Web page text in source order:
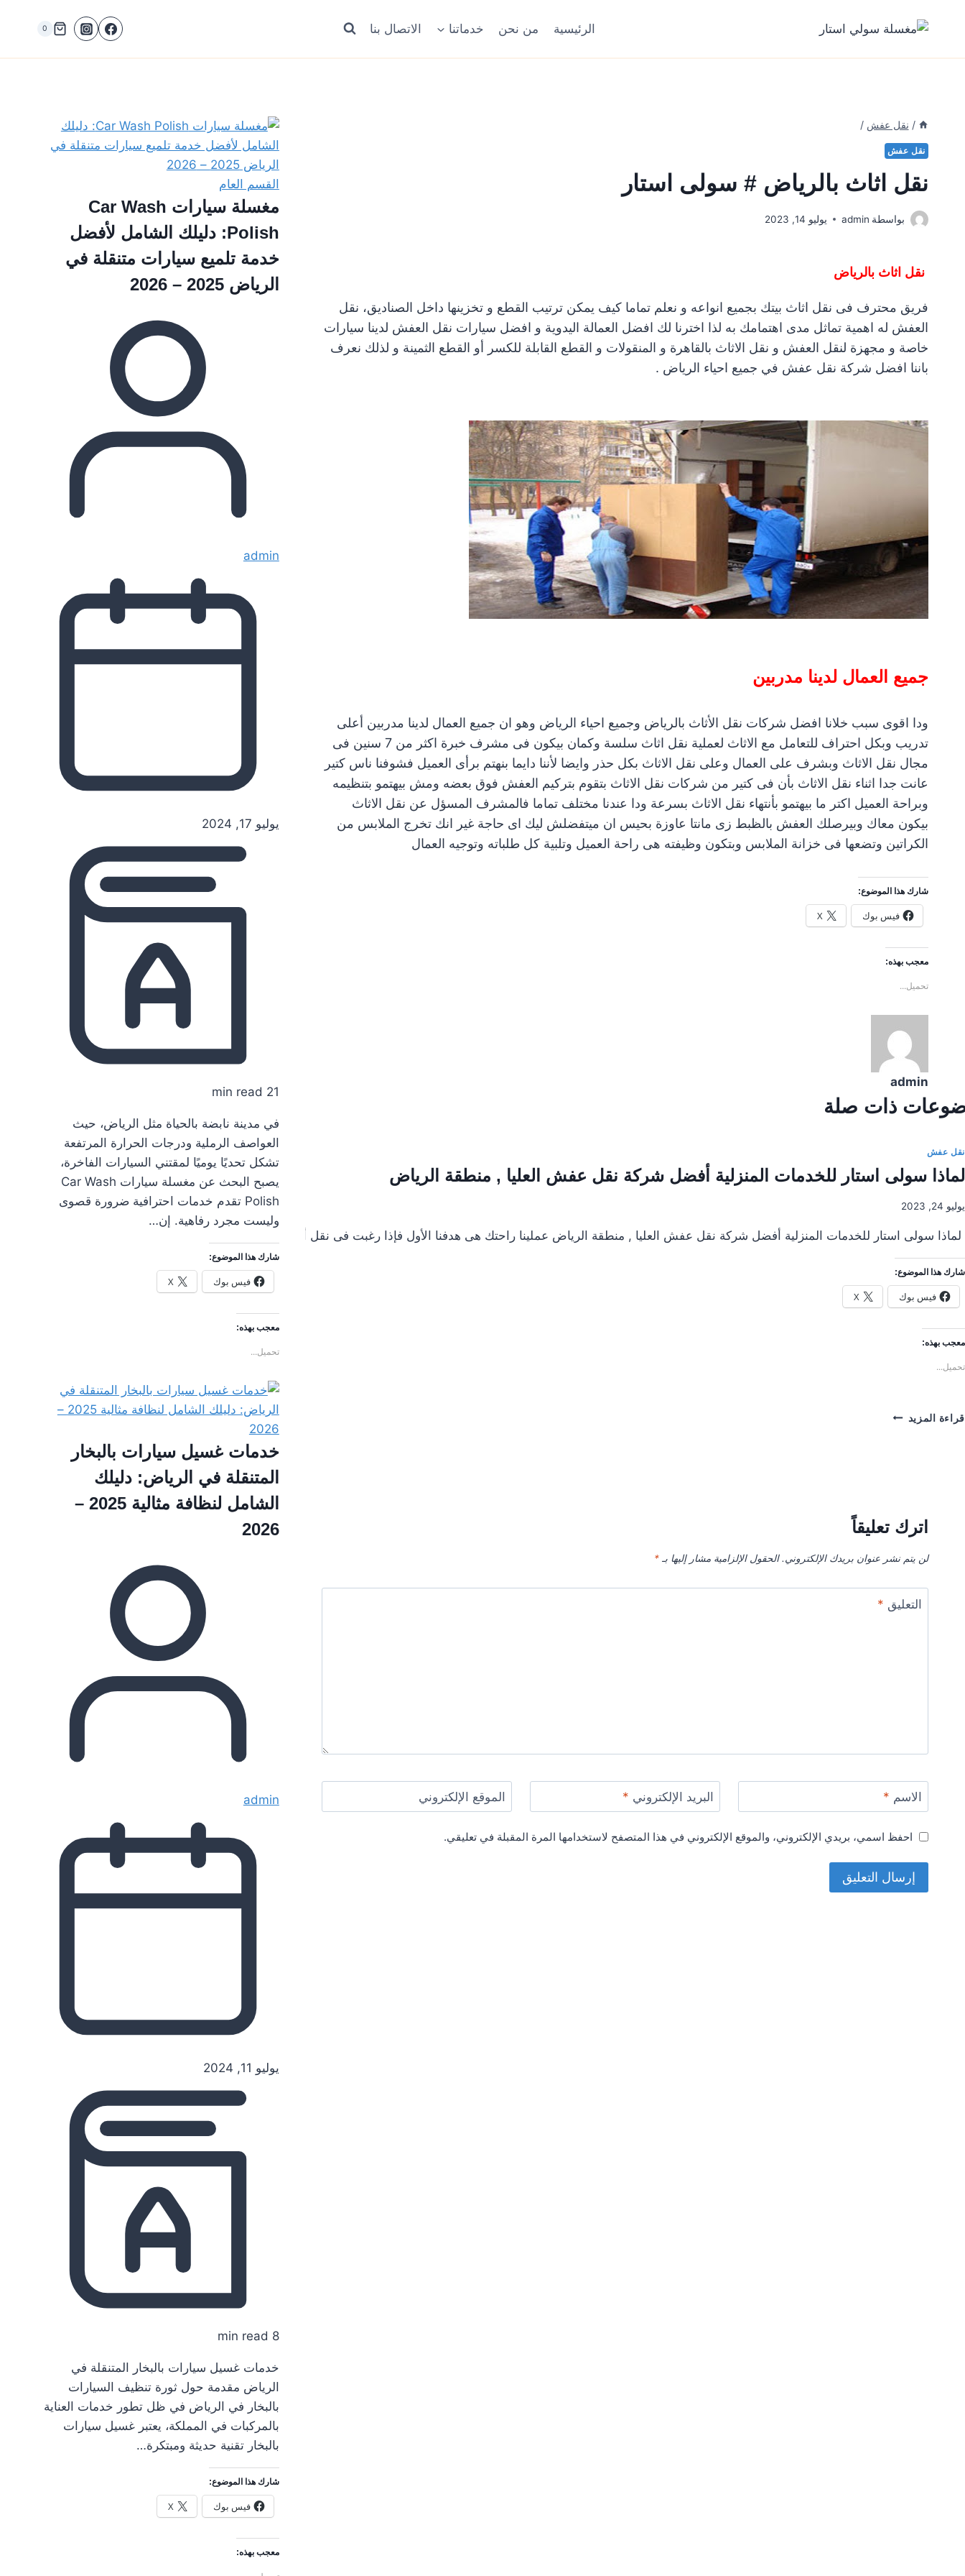
الرئيسية من نحن خدماتنا الاتصال بنا 0
/ نقل عفش /
نقل عفش
نقل اثاث بالرياض # سولى استار
بواسطة admin يوليو 14, 2023
نقل اثاث بالرياض
فريق محترف فى نقل اثاث بيتك بجميع انواعه و نعلم تماما كيف يمكن ترتيب القطع و تخزينها داخل الصناديق، نقل
العفش له اهمية تماثل مدى اهتمامك به لذا اخترنا لك افضل العمالة اليدوية و افضل سيارات نقل العفش لدينا سيارات
خاصة و مجهزة لنقل العفش و نقل الاثاث بالقاهرة و المنقولات و القطع القابلة للكسر أو القطع الثمينة و لذلك نعرف
باننا افضل شركة نقل عفش في جميع احياء الرياض .
جميع العمال لدينا مدربين
ودا اقوى سبب خلانا افضل شركات نقل الأثاث بالرياض وجميع احياء الرياض وهو ان جميع العمال لدينا مدربين أعلى
تدريب وبكل احتراف للتعامل مع الاثاث لعملية نقل اثاث سلسة وكمان بيكون فى مشرف خبرة اكثر من 7 سنين فى
مجال نقل الاثاث وبشرف على العمال وعلى نقل الاثاث بكل حذر وايضا لأننا دايما بنهتم برأى العميل فشوفنا ناس كتير
عانت جدا اثناء نقل الاثاث بأن فى كتير من شركات نقل الاثاث بتقوم بتركيم العفش فوق بعضه ومش بيهتمو بتنظيمه
وبراحة العميل اكتر ما بيهتمو بأنتهاء نقل الاثاث بسرعة ودا عندنا مختلف تماما فالمشرف المسؤل عن نقل الاثاث
بيكون معاك وبيرصلك العفش بالظبط زى مانتا عاوزة بحيس ان ميتفضلش ليك اى حاجة غير انك تخرج الملابس من
الكراتين وتضعها فى خزانة الملابس وبتكون وظيفته هى راحة العميل وتلبية كل طلباته وتوجيه العمال
شارك هذا الموضوع:
فيس بوك X
معجب بهذه:
تحميل...
admin
ذات صلة
نقل عفش
لماذا سولى استار للخدمات المنزلية أفضل شركة نقل عفش العليا , منطقة الرياض
يوليو 24, 2023
لماذا سولى استار للخدمات المنزلية أفضل شركة نقل عفش العليا , منطقة الرياض عملينا راحتك هى هدفنا الأول فإذا رغبت فى نقل أثاثك الى اى منطقة داخل مدينة الرياض فتأكد انك اختر
شارك هذا الموضوع:
فيس بوك X
معجب بهذه:
تحميل...
قراءة المزيد لماذا
نقل
عفش
,
اترك تعليقاً
لن يتم نشر عنوان بريدك الإلكتروني. الحقول الإلزامية مشار إليها بـ*
التعليق *
الاسم * البريد الإلكتروني * الموقع الإلكتروني
احفظ اسمي، بريدي الإلكتروني، والموقع الإلكتروني في هذا المتصفح لاستخدامها المرة المقبلة في تعليقي.
القسم العام
مغسلة سيارات Car Wash
Polish: دليلك الشامل لأفضل
خدمة تلميع سيارات متنقلة في
الرياض 2025 – 2026
admin
يوليو 17, 2024
21 min read
في مدينة نابضة بالحياة مثل الرياض، حيث
العواصف الرملية ودرجات الحرارة المرتفعة
تشكل تحديًا يوميًا لمقتني السيارات الفاخرة،
يصبح البحث عن مغسلة سيارات Car Wash
Polish تقدم خدمات احترافية ضرورة قصوى
وليست مجرد رفاهية. إن…
شارك هذا الموضوع:
فيس بوك X
معجب بهذه:
تحميل...
خدمات غسيل سيارات بالبخار
المتنقلة في الرياض: دليلك
الشامل لنظافة مثالية 2025 –
2026
admin
يوليو 11, 2024
8 min read
خدمات غسيل سيارات بالبخار المتنقلة في
الرياض مقدمة حول ثورة تنظيف السيارات
بالبخار في الرياض في ظل تطور خدمات العناية
بالمركبات في المملكة، يعتبر غسيل سيارات
بالبخار تقنية حديثة ومبتكرة…
شارك هذا الموضوع:
فيس بوك X
معجب بهذه: